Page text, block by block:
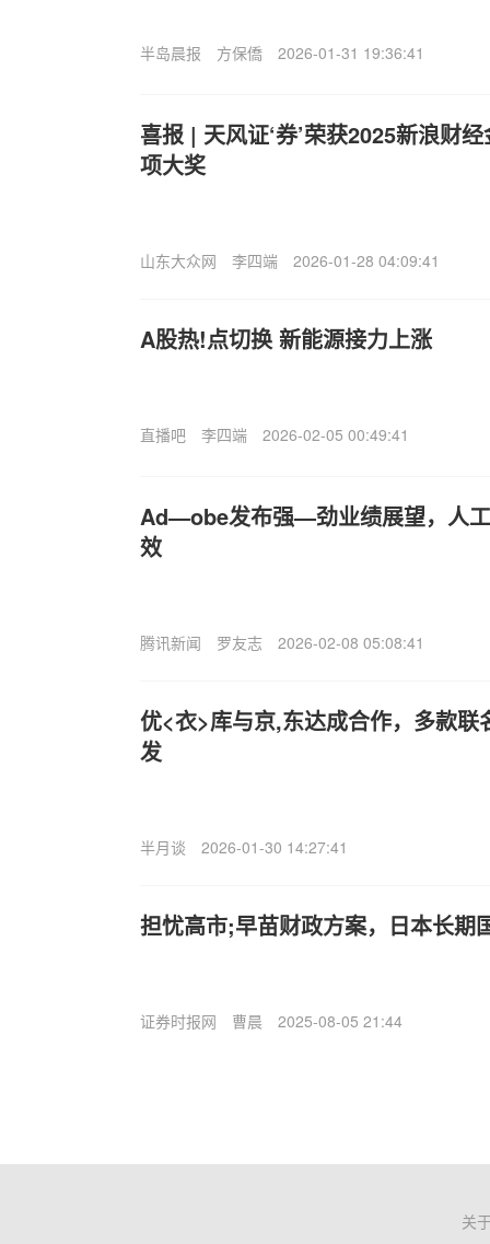
半岛晨报 方保僑 2026-01-31 19:36:41
喜报 | 天风证‘券’荣获2025新浪财
项大奖
山东大众网 李四端 2026-01-28 04:09:41
A股热!点切换 新能源接力上涨
直播吧 李四端 2026-02-05 00:49:41
Ad—obe发布强—劲业绩展望，人
效
腾讯新闻 罗友志 2026-02-08 05:08:41
优<衣>库与京,东达成合作，多款联
发
半月谈 2026-01-30 14:27:41
担忧高市;早苗财政方案，日本长期
证券时报网 曹晨 2025-08-05 21:44
关